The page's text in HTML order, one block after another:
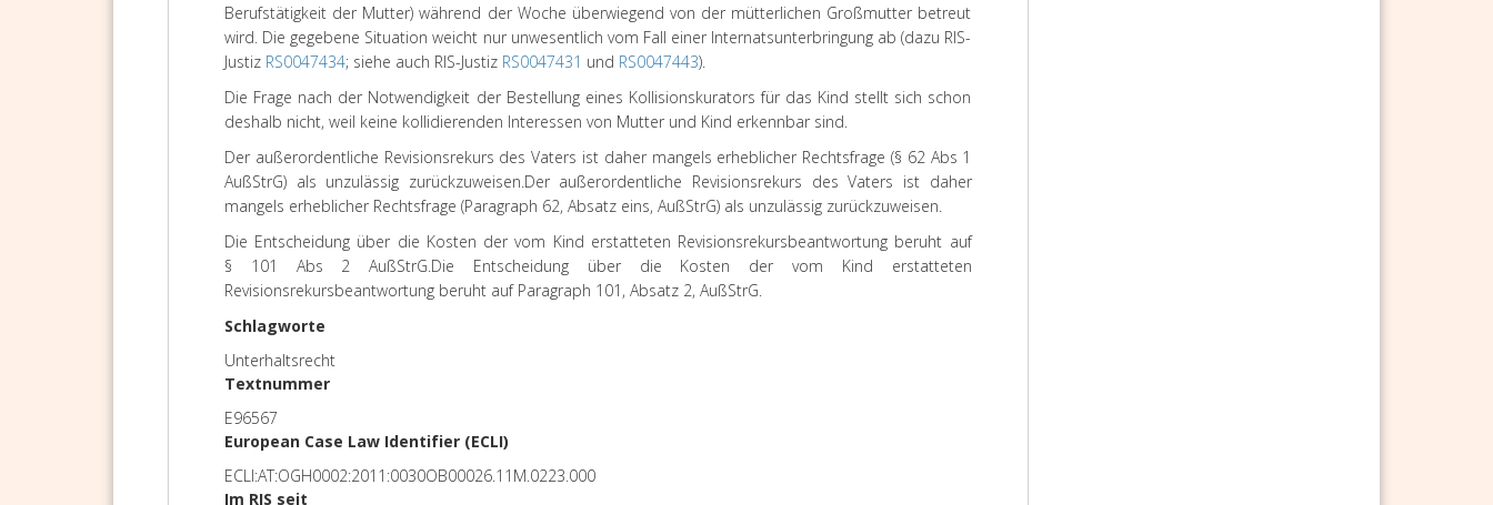
Berufstätigkeit der Mutter) während der Woche überwiegend von der mütterlichen Großmutter betreut
wird. Die gegebene Situation weicht nur unwesentlich vom Fall einer Internatsunterbringung ab (dazu RIS-
Justiz RS0047434; siehe auch RIS-Justiz RS0047431 und RS0047443).
Die Frage nach der Notwendigkeit der Bestellung eines Kollisionskurators für das Kind stellt sich schon
deshalb nicht, weil keine kollidierenden Interessen von Mutter und Kind erkennbar sind.
Der außerordentliche Revisionsrekurs des Vaters ist daher mangels erheblicher Rechtsfrage (§ 62 Abs 1
AußStrG) als unzulässig zurückzuweisen.Der außerordentliche Revisionsrekurs des Vaters ist daher
mangels erheblicher Rechtsfrage (Paragraph 62, Absatz eins, AußStrG) als unzulässig zurückzuweisen.
Die Entscheidung über die Kosten der vom Kind erstatteten Revisionsrekursbeantwortung beruht auf
§ 101 Abs 2 AußStrG.Die Entscheidung über die Kosten der vom Kind erstatteten
Revisionsrekursbeantwortung beruht auf Paragraph 101, Absatz 2, AußStrG.
Schlagworte
Unterhaltsrecht
Textnummer
E96567
European Case Law Identifier (ECLI)
ECLI:AT:OGH0002:2011:0030OB00026.11M.0223.000
Im RIS seit